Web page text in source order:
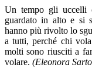
Un tempo gli uccelli
guardato in alto e si
hanno più rivolto lo
a tutti, perché chi
molti sono riusciti a
volare. (Eleonora